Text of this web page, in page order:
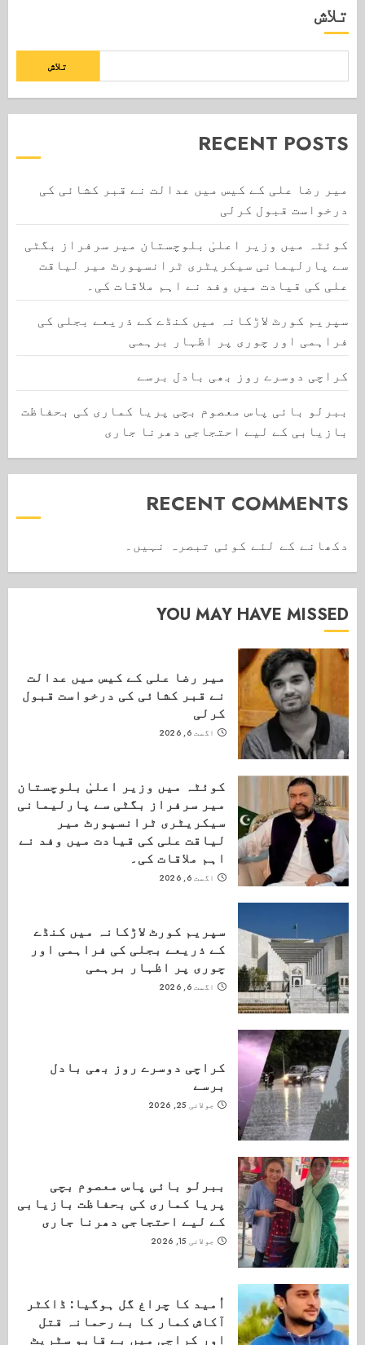
تلاش
تلاش
RECENT POSTS
میر رضا علی کے کیس میں عدالت نے قبر کشائی کی
درخواست قبول کرلی
کوئٹہ میں وزیر اعلیٰ بلوچستان میر سرفراز بگٹی
سے پارلیمانی سیکریٹری ٹرانسپورٹ میر لیاقت
علی کی قیادت میں وفد نے اہم ملاقات کی۔
سپریم کورٹ لاڑکانہ میں کنڈے کے ذریعے بجلی کی
فراہمی اور چوری پر اظہار برہمی
کراچی دوسرے روز بھی بادل برسے
ببرلو بائی پاس معصوم بچی پریا کماری کی بحفاظت
بازیابی کے لیے احتجاجی دھرنا جاری
RECENT COMMENTS
دکھانے کے لئے کوئی تبصرہ نہیں۔
YOU MAY HAVE MISSED
میر رضا علی کے کیس میں عدالت
نے قبر کشائی کی درخواست قبول
کرلی
اگست 6, 2026
کوئٹہ میں وزیر اعلیٰ بلوچستان
میر سرفراز بگٹی سے پارلیمانی
سیکریٹری ٹرانسپورٹ میر
لیاقت علی کی قیادت میں وفد نے
اہم ملاقات کی۔
اگست 6, 2026
سپریم کورٹ لاڑکانہ میں کنڈے
کے ذریعے بجلی کی فراہمی اور
چوری پر اظہار برہمی
اگست 6, 2026
کراچی دوسرے روز بھی بادل
برسے
جولائی 25, 2026
ببرلو بائی پاس معصوم بچی
پریا کماری کی بحفاظت بازیابی
کے لیے احتجاجی دھرنا جاری
جولائی 15, 2026
اُمید کا چراغ گل ہوگیا: ڈاکٹر
آکاش کمار کا بے رحمانہ قتل
اور کراچی میں بے قابو سٹریٹ